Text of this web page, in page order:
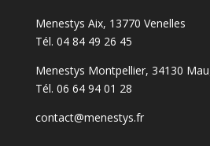
Menestys Aix, 13770 Venelles
Tél. 04 84 49 26 45
Menestys Montpellier, 34130
Tél. 06 64 94 01 28
contact@menestys.fr